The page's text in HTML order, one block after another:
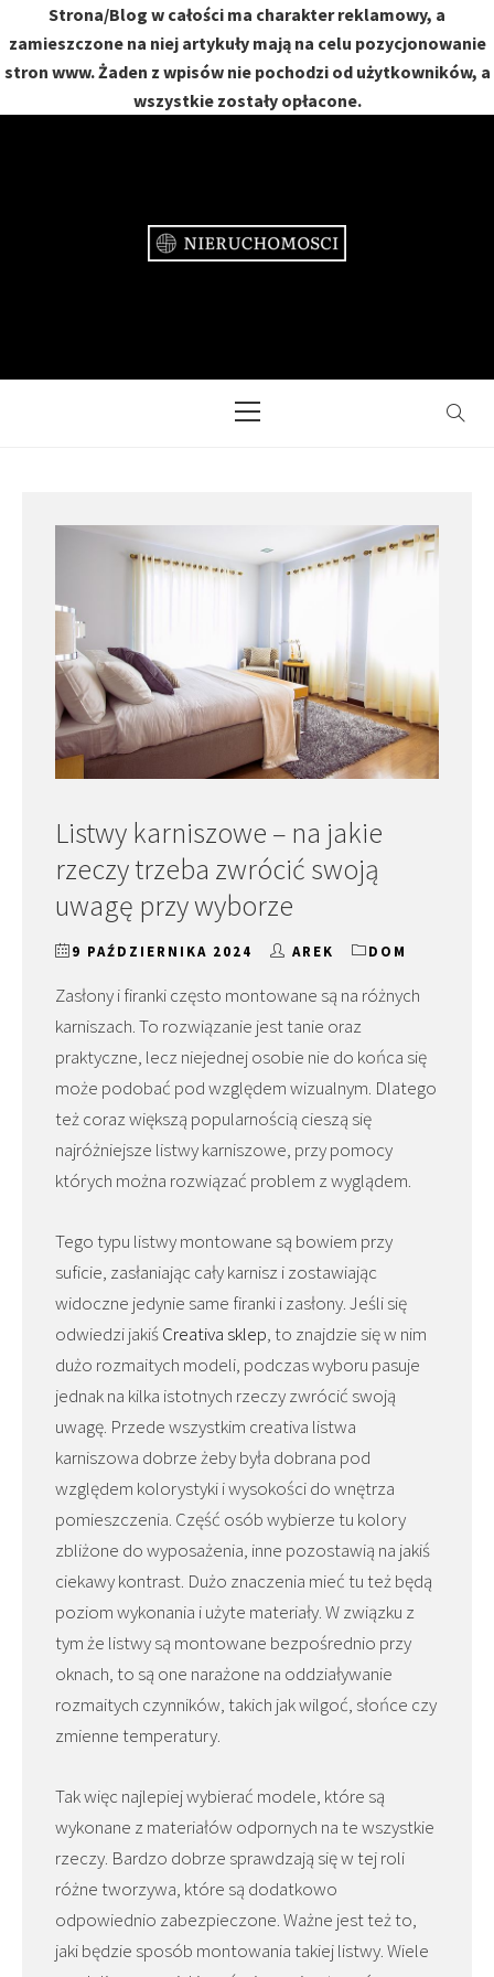
Strona/Blog w całości ma charakter reklamowy, a
zamieszczone na niej artykuły mają na celu pozycjonowanie
stron www. Żaden z wpisów nie pochodzi od użytkowników, a
wszystkie zostały opłacone.
Menu
Listwy karniszowe – na jakie
rzeczy trzeba zwrócić swoją
uwagę przy wyborze
9 PAŹDZIERNIKA 2024 AREK DOM
Zasłony i firanki często montowane są na różnych
karniszach. To rozwiązanie jest tanie oraz
praktyczne, lecz niejednej osobie nie do końca się
może podobać pod względem wizualnym. Dlatego
też coraz większą popularnością cieszą się
najróżniejsze listwy karniszowe, przy pomocy
których można rozwiązać problem z wyglądem.
Tego typu listwy montowane są bowiem przy
suficie, zasłaniając cały karnisz i zostawiając
widoczne jedynie same firanki i zasłony. Jeśli się
odwiedzi jakiśCreativa sklep, to znajdzie się w nim
dużo rozmaitych modeli, podczas wyboru pasuje
jednak na kilka istotnych rzeczy zwrócić swoją
uwagę. Przede wszystkim creativa listwa
karniszowa dobrze żeby była dobrana pod
względem kolorystyki i wysokości do wnętrza
pomieszczenia. Część osób wybierze tu kolory
zbliżone do wyposażenia, inne pozostawią na jakiś
ciekawy kontrast. Dużo znaczenia mieć tu też będą
poziom wykonania i użyte materiały. W związku z
tym że listwy są montowane bezpośrednio przy
oknach, to są one narażone na oddziaływanie
rozmaitych czynników, takich jak wilgoć, słońce czy
zmienne temperatury.
Tak więc najlepiej wybierać modele, które są
wykonane z materiałów odpornych na te wszystkie
rzeczy. Bardzo dobrze sprawdzają się w tej roli
różne tworzywa, które są dodatkowo
odpowiednio zabezpieczone. Ważne jest też to,
jaki będzie sposób montowania takiej listwy. Wiele